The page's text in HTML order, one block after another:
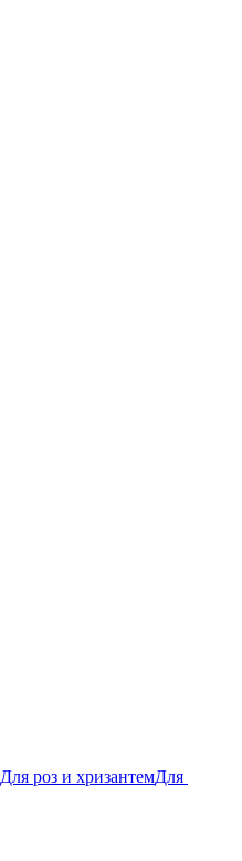
Для роз и хризантемДля